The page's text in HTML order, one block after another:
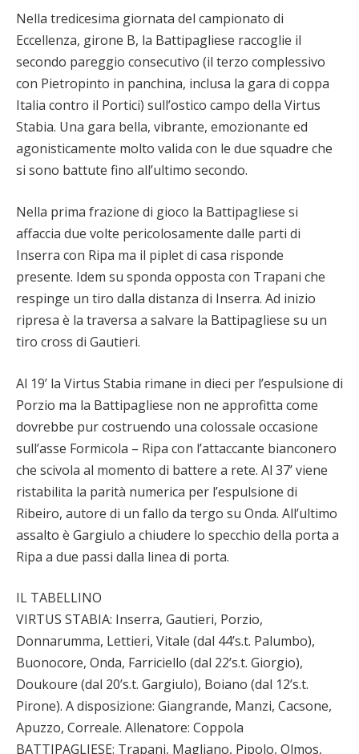
Nella tredicesima giornata del campionato di
Eccellenza, girone B, la Battipagliese raccoglie il
secondo pareggio consecutivo (il terzo complessivo
con Pietropinto in panchina, inclusa la gara di coppa
Italia contro il Portici) sull’ostico campo della Virtus
Stabia. Una gara bella, vibrante, emozionante ed
agonisticamente molto valida con le due squadre che
si sono battute fino all’ultimo secondo.
Nella prima frazione di gioco la Battipagliese si
affaccia due volte pericolosamente dalle parti di
Inserra con Ripa ma il piplet di casa risponde
presente. Idem su sponda opposta con Trapani che
respinge un tiro dalla distanza di Inserra. Ad inizio
ripresa è la traversa a salvare la Battipagliese su un
tiro cross di Gautieri.
Al 19’ la Virtus Stabia rimane in dieci per l’espulsione di
Porzio ma la Battipagliese non ne approfitta come
dovrebbe pur costruendo una colossale occasione
sull’asse Formicola – Ripa con l’attaccante bianconero
che scivola al momento di battere a rete. Al 37’ viene
ristabilita la parità numerica per l’espulsione di
Ribeiro, autore di un fallo da tergo su Onda. All’ultimo
assalto è Gargiulo a chiudere lo specchio della porta a
Ripa a due passi dalla linea di porta.
IL TABELLINO
VIRTUS STABIA: Inserra, Gautieri, Porzio,
Donnarumma, Lettieri, Vitale (dal 44’s.t. Palumbo),
Buonocore, Onda, Farriciello (dal 22’s.t. Giorgio),
Doukoure (dal 20’s.t. Gargiulo), Boiano (dal 12’s.t.
Pirone). A disposizione: Giangrande, Manzi, Cacsone,
Apuzzo, Correale. Allenatore: Coppola
BATTIPAGLIESE: Trapani, Magliano, Pipolo, Olmos,